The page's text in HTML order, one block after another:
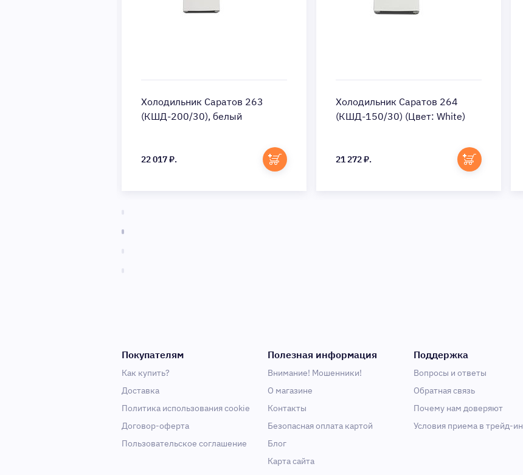
Холодильник Саратов 263
(КШД-200/30), белый
22 017 ₽.
Холодильник Саратов 264
(КШД-150/30) (Цвет: White)
21 272 ₽.
Покупателям
Как купить?
Доставка
Политика использования cookie
Договор-оферта
Пользовательское соглашение
Полезная информация
Внимание! Мошенники!
О магазине
Контакты
Безопасная оплата картой
Блог
Карта сайта
Поддержка
Вопросы и ответы
Обратная связь
Почему нам доверяют
Условия приема в трейд-ин